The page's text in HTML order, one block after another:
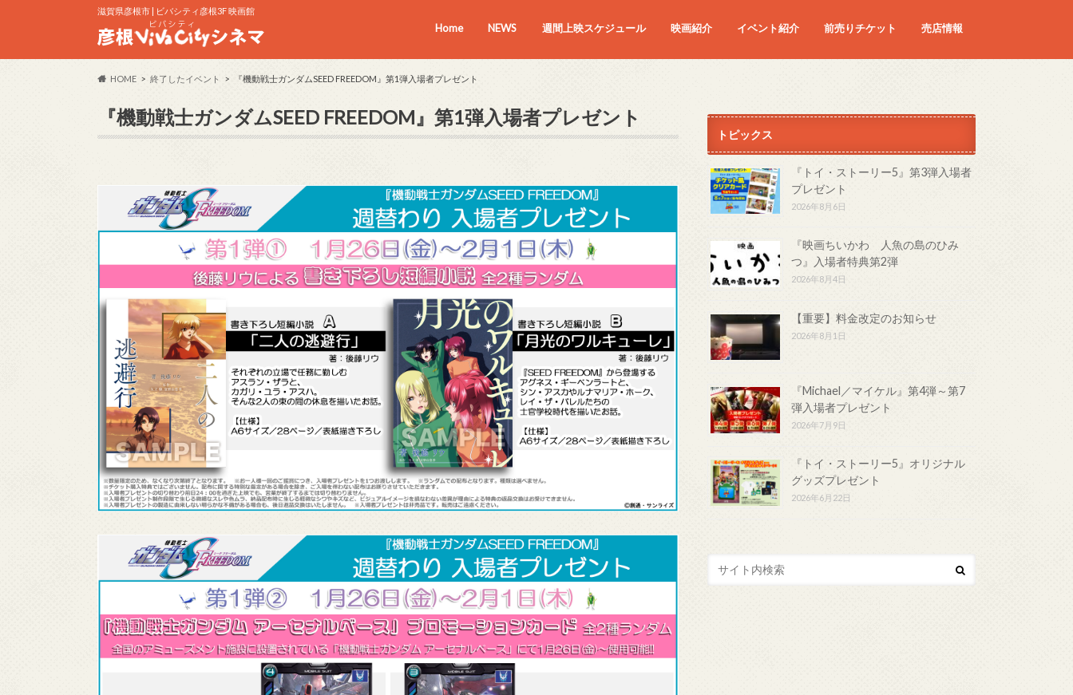
滋賀県彦根市 | ビバシティ彦根3F 映画館
Home NEWS 週間上映スケジュール 映画紹介 イベント紹介 前売りチケット 売店情報
HOME 終了したイベント 『機動戦士ガンダムSEED FREEDOM』第1弾入場者プレゼント
『機動戦士ガンダムSEED FREEDOM』第1弾入場者プレゼント
トピックス
『トイ・ストーリー5』第3弾入場者
プレゼント
2026年8月6日
『映画ちいかわ 人魚の島のひみ
つ』入場者特典第2弾
2026年8月4日
【重要】料金改定のお知らせ
2026年8月1日
『Michael／マイケル』第4弾～第7
弾入場者プレゼント
2026年7月9日
『トイ・ストーリー5』オリジナル
グッズプレゼント
2026年6月22日